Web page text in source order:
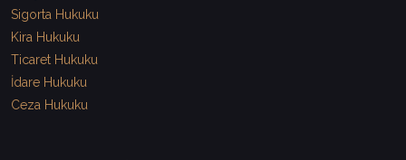
Sigorta Hukuku
Kira Hukuku
Ticaret Hukuku
İdare Hukuku
Ceza Hukuku